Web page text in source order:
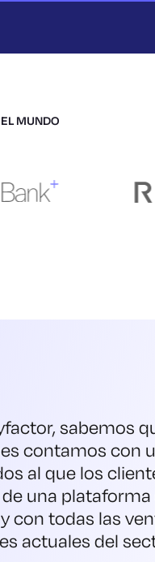
MUNDO
sabemos
contamos con
al que los
una
con todas las
actuales del